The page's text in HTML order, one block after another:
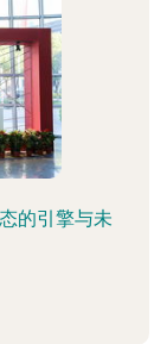
的引擎与未